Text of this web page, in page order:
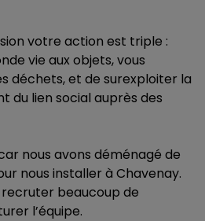
votre action est triple :
vie aux objets, vous
déchets, et de surexploiter la
du lien social auprès des
nous avons déménagé de
nous installer à Chavenay.
recruter beaucoup de
l’équipe.